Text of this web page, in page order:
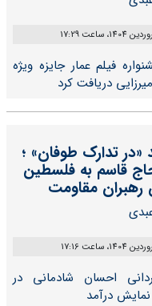
فیلم عمار جایزه ویژه
دریافت کرد
«در تدارک طوفان» ؛
قاسم به فلسطین
رهبران مقاومت
احسان شادمانی در
نمایش درآمد